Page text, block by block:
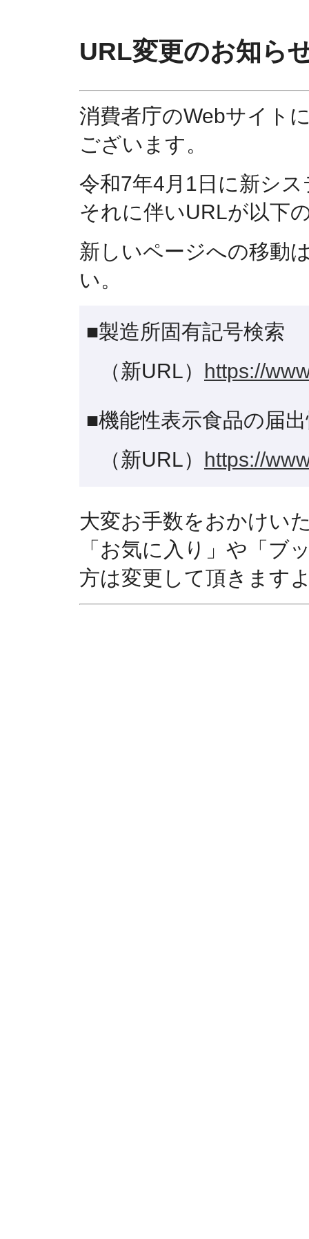
URL変更のお知ら
消費者庁のWebサイト
ございます。
令和7年4月1日に新シ
それに伴いURLが以下
新しいページへの移動
い。
■製造所固有記号検索
（新URL） https://
■機能性表示食品の届
（新URL） https://
大変お手数をおかけい
「お気に入り」や「ブ
方は変更して頂きます